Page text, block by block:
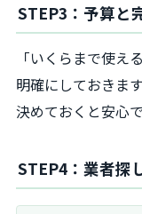
STEP3：予算と
「いくらまで使え
明確にしておきま
決めておくと安心で
STEP4：業者探